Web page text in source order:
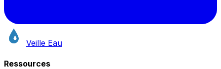
Veille Eau
Ressources